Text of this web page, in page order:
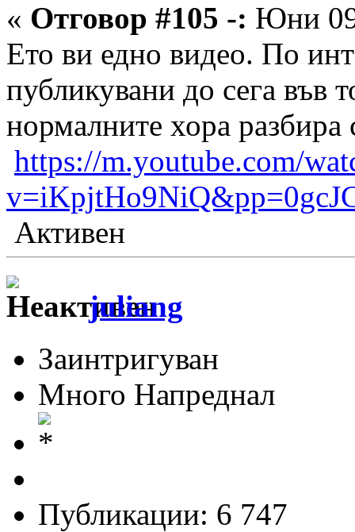
« Отговор #105 -: Юни
Ето ви едно видео. По
публикувани до сега във
нормалните хора разбира
https://m.youtube.com/
Активен
juliang
Заинтригуван
Много Напреднал
Публикации: 6 747